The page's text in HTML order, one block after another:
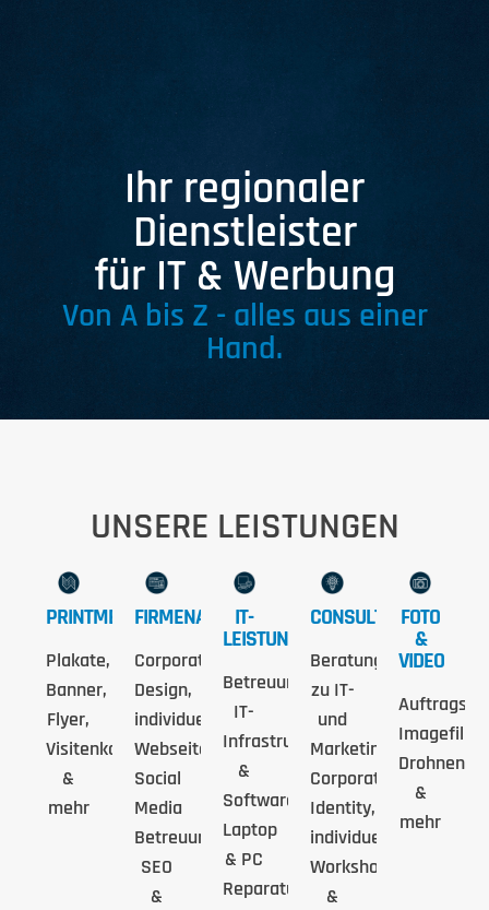
Ihr regionaler
Dienstleister
für IT & Werbung
Von A bis Z - alles aus einer
Hand.
UNSERE LEISTUNGEN
PRINTMEDIEN
Plakate,
Banner,
Flyer,
Visitenkarten
&
mehr
FIRMENAUFTRITT
Corporate
Design,
individuelle
Webseiten,
Social
Media
Betreuung,
SEO
&
IT-
LEISTUNGEN
Betreuung
IT-
Infrastruktur
&
Software,
Laptop
& PC
Reparaturwerkstatt
CONSULTING
Beratung
zu IT-
und
Marketingstrategien,
Corporate
Identity,
individuelle
Workshops
&
FOTO
&
VIDEO
&
mehr